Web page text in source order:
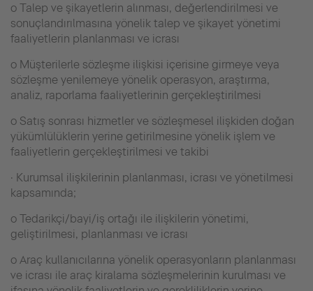
o Talep ve şikayetlerin alınması, değerlendirilmesi ve
sonuçlandırılmasına yönelik talep ve şikayet yönetimi
faaliyetlerin planlanması ve icrası
o Müşterilerle sözleşme ilişkisi içerisine girmeye veya
sözleşme yenilemeye yönelik operasyon, araştırma,
analiz, raporlama faaliyetlerinin gerçekleştirilmesi
o Satış sonrası hizmetler ve sözleşmesel ilişkiden doğan
yükümlülüklerin yerine getirilmesine yönelik işlem ve
faaliyetlerin gerçekleştirilmesi ve takibi
· Kurumsal ilişkilerinin planlanması, icrası ve yönetilmesi
kapsamında;
o Tedarikçi/bayi/iş ortağı ile ilişkilerin yönetimi,
geliştirilmesi, planlanması ve icrası
o Araç kullanıcılarına yönelik operasyonların planlanması
ve icrası ile araç kiralama sözleşmelerinin kurulması ve